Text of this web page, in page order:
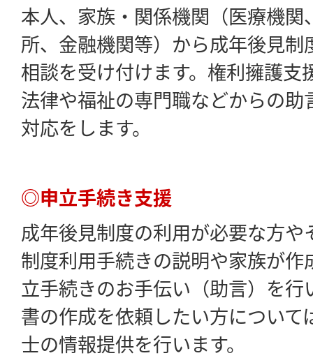
本人、家族・関係機関（医療機関
所、金融機関等）から成年後見
相談を受け付けます。権利擁護支
法律や福祉の専門職などからの助
対応をします。
◎申立手続き支援
成年後見制度の利用が必要な方や
制度利用手続きの説明や家族が
立手続きのお手伝い（助言）を行
書の作成を依頼したい方について
士の情報提供を行います。